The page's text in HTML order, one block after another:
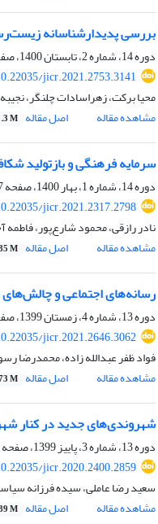
بررسی پدیدارشناسانه
دوره 14، شماره 2، تابستان 1400، صفحه
jicr.2021.2753.3141
محیا برکت، زهراسادات چلنگر،
مشاهده مقاله
اصل مقاله M
سرمایه فرهنگی و بازتولید
دوره 14، شماره 1، بهار 1400، صفحه
jicr.2021.2317.2798
نادر رازقی، محمود شارع‌پور، فاطمه
مشاهده مقاله
اصل مقاله M
رسانه‌های اجتماعی و
دوره 13، شماره 4، زمستان 1399، صفحه
jicr.2021.2646.3062
فواد ظفر عبدالله زاده، محمدرضا
مشاهده مقاله
اصل مقاله M
شهروندی‌های جدید در کنار
دوره 13، شماره 3، پاییز 1399، صفحه
jicr.2020.2400.2859
سعید رضا عاملی، سیده فرزانه
مشاهده مقاله
اصل مقاله M